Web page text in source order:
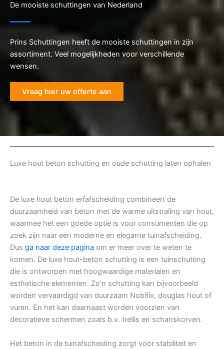
De mooiste schuttingen van Nederland
Prins Schuttingen heeft de mooiste schuttingen in zijn
assortiment. Veel mogelijkheden voor verschillende
wensen.
Vraag hier uw offerte aan
Luxe hout beton schutting en oude schutting laten ophalen
De luxe hout beton erfafscheiding combineert de
duurzaamheid van beton met de warme uitstraling van hout,
waarmee het een goede optie is voor consumenten die op
zoek zijn naar een moderne en elegante tuinafscheiding.
Dus ga naar deze pagina om er meer over te weten te
komen. De luxe hout-beton schutting is een tuinschutting
die is ontworpen met hoogwaardige materialen en
esthetische elementen. Zo’n schutting kan bijvoorbeeld
worden vervaardigd van duurzaam Nobifix, douglas hout of
vuren. En het kan daarnaast worden voorzien van
decoratieve schermen zoals b.v. trellis en schanskorven.
Het beton in de tuinafscheiding zorgt voor stabiliteit en